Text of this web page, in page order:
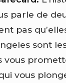
parle de
pas
sont
vous
vous